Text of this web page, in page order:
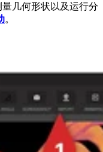
几何形状以及运行分
。